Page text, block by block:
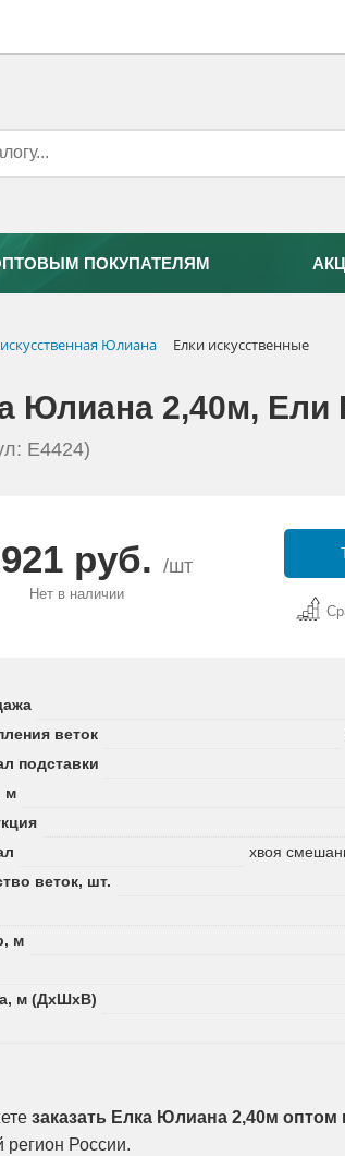
ПОКУПАТЕЛЯМ
Юлиана Елки искусственные
Юлиана 2,40м, Eли
Е4424)
руб. /шт
Нет в наличии
веток
подставки
м
хвоя
веток, шт.
м
м (ДхШхВ)
заказать Елка Юлиана 2,40м оптом
регион России.